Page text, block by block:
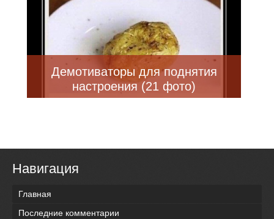
Демотиваторы для поднятия
настроения (21 фото)
Навигация
Главная
Последние комментарии